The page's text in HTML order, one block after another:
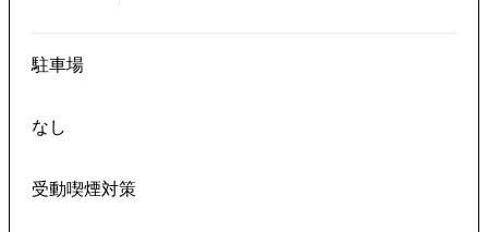
駐車場
なし
受動喫煙対策